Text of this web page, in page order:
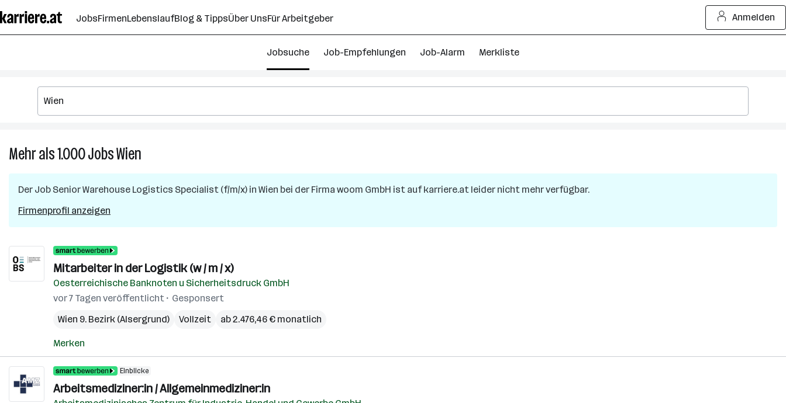
Seiteninhalt
springen
JobsFirmenLebenslaufBlog & TippsÜber UnsFür Arbeitgeber Anmelden
Jobsuche Job-Empfehlungen Job-Alarm Merkliste
Mehr als 1.000JobsWien
Jobs
Der Job Senior Warehouse Logistics Specialist (f/m/x) in Wien bei der Firma woom GmbH ist auf karriere.at leider nicht mehr verfügbar.
Firmenprofil anzeigen
Mitarbeiter in der Logistik (w / m / x)
Oesterreichische Banknoten u Sicherheitsdruck GmbH
vor 7 Tagen veröffentlicht
Gesponsert
Wien 9. Bezirk (Alsergrund)
Vollzeit ab 2.476,46 € monatlich
Merken
Einblicke
Arbeitsmediziner:in / Allgemeinmediziner:in